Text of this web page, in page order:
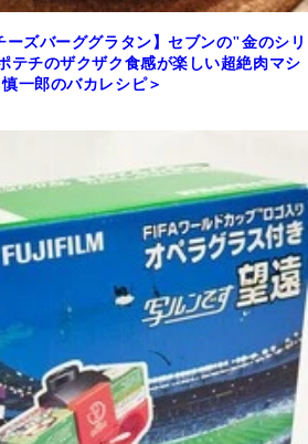
ーズバーググラタン】セブンの"金のシリ
テチのザクザク食感が楽しい超絶肉マシ
一郎のバカレシピ＞